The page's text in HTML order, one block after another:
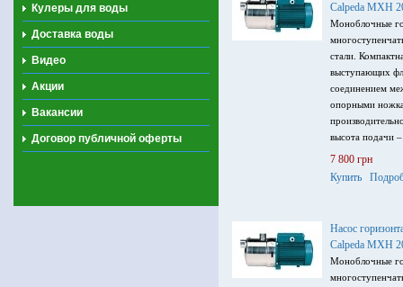
Кулеры для воды
Доставка воды
Видео
Акции
Вакансии
Договор публичной оферты
Calpeda MXH
Моноблочные
стали.
выступающих
соединением
опорными
высота подачи
напряжение
7 800 грн
Купить
Насос
Calpeda MXH
Моноблочные